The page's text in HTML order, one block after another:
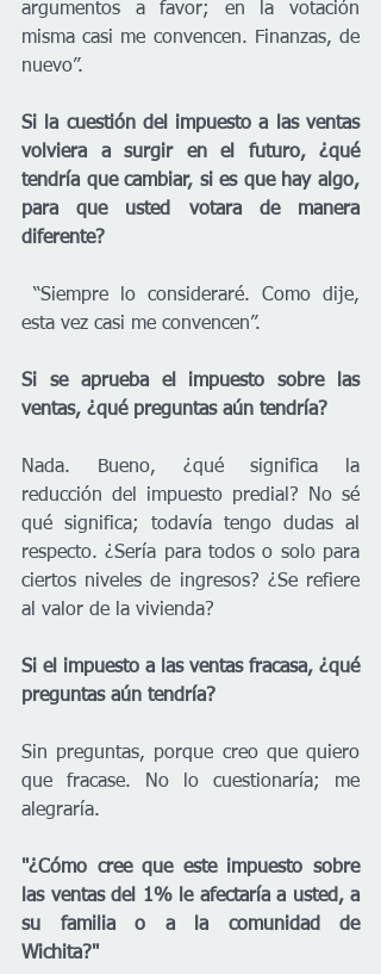
argumentos a favor; en la votación
misma casi me convencen. Finanzas, de
nuevo”.
Si la cuestión del impuesto a las ventas
volviera a surgir en el futuro, ¿qué
tendría que cambiar, si es que hay algo,
para que usted votara de manera
diferente?
“Siempre lo consideraré. Como dije,
esta vez casi me convencen”.
Si se aprueba el impuesto sobre las
ventas, ¿qué preguntas aún tendría?
Nada. Bueno, ¿qué significa la
reducción del impuesto predial? No sé
qué significa; todavía tengo dudas al
respecto. ¿Sería para todos o solo para
ciertos niveles de ingresos? ¿Se refiere
al valor de la vivienda?
Si el impuesto a las ventas fracasa, ¿qué
preguntas aún tendría?
Sin preguntas, porque creo que quiero
que fracase. No lo cuestionaría; me
alegraría.
"¿Cómo cree que este impuesto sobre
las ventas del 1% le afectaría a usted, a
su familia o a la comunidad de
Wichita?"